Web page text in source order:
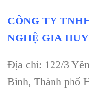
CÔNG TY
NGHỆ GIA HUY
Địa chỉ: 122/3
Bình, Thành phố